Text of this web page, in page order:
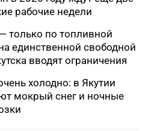
тонн сена
предложили
МРОТ до 50 000
горсуд оправдал
по делу о
пожаре на 51 миллион
рабочие недели
только по топливной
единственной свободной
вводят ограничения
холодно: в Якутии
мокрый снег и ночные